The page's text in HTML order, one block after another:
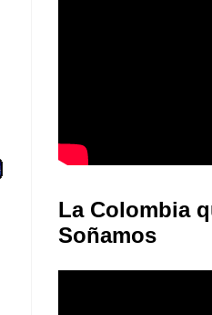
La Colombia
Soñamos